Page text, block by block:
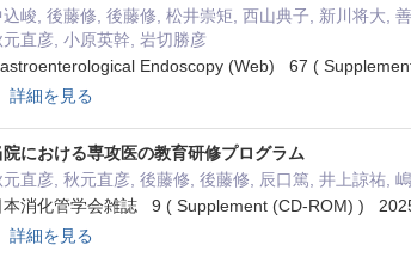
込峻, 後藤修, 後藤修, 松井崇矩, 西山典子, 新川将大,
元直彦, 小原英幹, 岩切勝彦
Endoscopy (Web) 67 (
詳細を見る
院における専攻医の教育研修プログラム
元直彦, 秋元直彦, 後藤修, 後藤修, 辰口篤, 井上諒祐,
本消化管学会雑誌 9 ( Supplement (CD-ROM) )
詳細を見る